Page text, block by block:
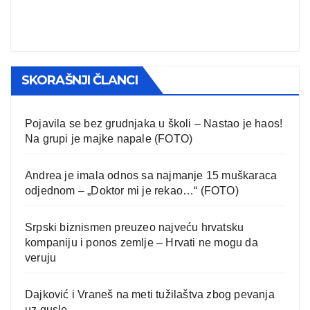
SKORAŠNJI ČLANCI
Pojavila se bez grudnjaka u školi – Nastao je haos!
Na grupi je majke napale (FOTO)
Andrea je imala odnos sa najmanje 15 muškaraca
odjednom – „Doktor mi je rekao…“ (FOTO)
Srpski biznismen preuzeo najveću hrvatsku
kompaniju i ponos zemlje – Hrvati ne mogu da
veruju
Dajković i Vraneš na meti tužilaštva zbog pevanja